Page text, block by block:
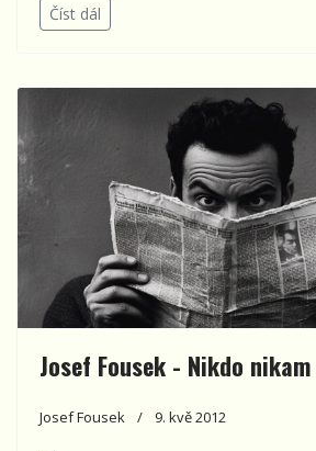
Číst dál
Josef Fousek - Nikdo
Josef Fousek 9. kvě 2012